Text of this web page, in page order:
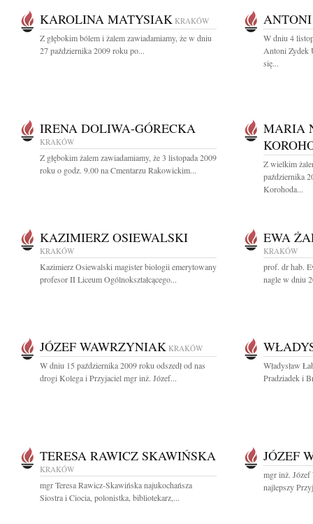
KAROLINA MATYSIAK KRAKÓW
Z głębokim bólem i żalem zawiadamiamy, że w dniu
27 października 2009 roku po...
W dniu 4
Antoni Zydek
się...
IRENA DOLIWA-GÓRECKA
KRAKÓW
Z głębokim żalem zawiadamiamy, że 3 listopada 2009
roku o godz. 9.00 na Cmentarzu Rakowickim...
MARIA
Z wielkim
października
Korohoda...
KAZIMIERZ OSIEWALSKI
KRAKÓW
Kazimierz Osiewalski magister biologii emerytowany
profesor II Liceum Ogólnokształcącego...
EWA
KRAKÓW
prof. dr hab.
nagle w dniu
JÓZEF WAWRZYNIAK KRAKÓW
W dniu 15 października 2009 roku odszedł od nas
drogi Kolega i Przyjaciel mgr inż. Józef...
Władysław
Pradziadek i
TERESA RAWICZ SKAWIŃSKA
KRAKÓW
mgr Teresa Rawicz-Skawińska najukochańsza
Siostra i Ciocia, polonistka, bibliotekarz,...
JÓZEF
mgr inż.
najlepszy